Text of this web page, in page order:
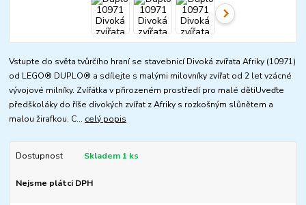
Vstupte do světa tvůrčího hraní se stavebnicí Divoká zvířata Afriky (10971)
od LEGO® DUPLO® a sdílejte s malými milovníky zvířat od 2 let vzácné
vývojové milníky. Zvířátka v přirozeném prostředí pro malé dětiUveďte
předškoláky do říše divokých zvířat z Afriky s rozkošným slůnětem a
malou žirafkou. C... celý popis
Dostupnost Skladem 1 ks
Nejsme plátci DPH